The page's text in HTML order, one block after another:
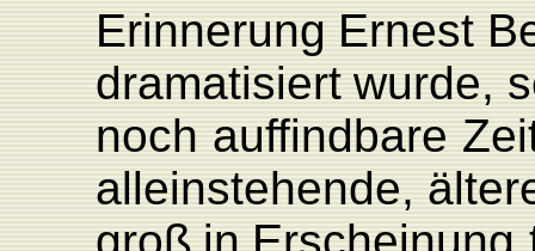
Erinnerung Ernest
dramatisiert wurde,
noch auffindbare
alleinstehende,